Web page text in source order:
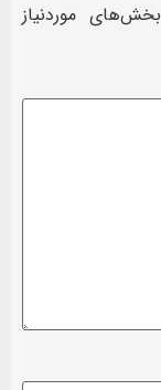
بخش‌های موردنیاز